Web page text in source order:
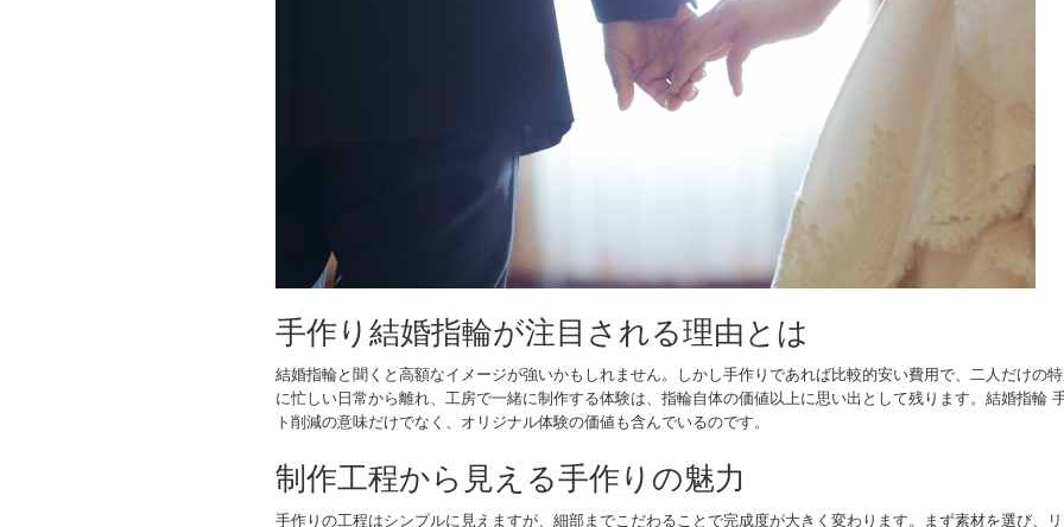
手作り結婚指輪が注目される理由とは
結婚指輪と聞くと高額なイメージが強いかもしれません。しかし手作りであれば比較的安い費用で、二人だけの
に忙しい日常から離れ、工房で一緒に制作する体験は、指輪自体の価値以上に思い出として残ります。結婚指輪
ト削減の意味だけでなく、オリジナル体験の価値も含んでいるのです。
制作工程から見える手作りの魅力
手作りの工程はシンプルに見えますが、細部までこだわることで完成度が大きく変わります。まず素材を選び、